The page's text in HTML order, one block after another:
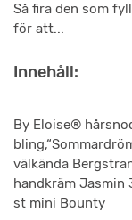
Så fira den som
för att...
Innehåll:
By Eloise®
välkända
handkräm Jasmin
st mini Bounty